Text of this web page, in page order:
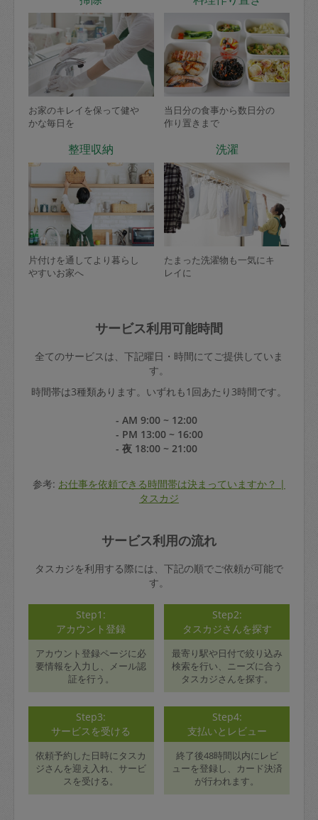
お家のキレイを保って健や
かな毎日を
当日分の食事から数日分の
作り置きまで
整理収納
片付けを通してより暮らし
やすいお家へ
洗濯
たまった洗濯物も一気にキ
レイに
サービス利用可能時間
全てのサービスは、下記曜日・時間にてご提供していま
す。
時間帯は3種類あります。いずれも1回あたり3時間です。
- AM 9:00 ~ 12:00
- PM 13:00 ~ 16:00
- 夜 18:00 ~ 21:00
参考: お仕事を依頼できる時間帯は決まっていますか？ |
タスカジ
サービス利用の流れ
タスカジを利用する際には、下記の順でご依頼が可能で
す。
Step1:
アカウント登録
アカウント登録ページに必
要情報を入力し、メール認
証を行う。
Step2:
タスカジさんを探す
最寄り駅や日付で絞り込み
検索を行い、ニーズに合う
タスカジさんを探す。
Step3:
サービスを受ける
依頼予約した日時にタスカ
ジさんを迎え入れ、サービ
スを受ける。
Step4:
支払いとレビュー
終了後48時間以内にレビ
ューを登録し、カード決済
が行われます。